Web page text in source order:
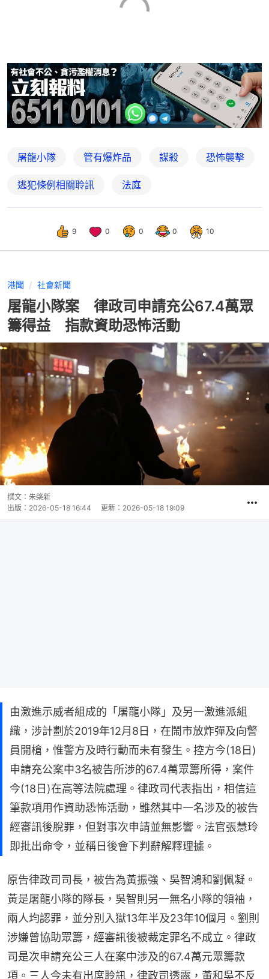
屠龍小隊 管有爆炸品 謀殺 恐怖襲擊
逃犯條例相關聆訊 法庭
9 0 0 0 10
港聞 社會新聞
屠龍小隊案 律政司申請充公67.4萬眾
籌得益 指款資助恐怖活動
撰文： 朱棨新
出版： 2026-05-18 16:44 更新： 2026-05-18 19:09
由激進示威者組成的「屠龍小隊」及另一激進派組
織，涉計劃於2019年12月8日，在鬧市放炸彈及向警
員開槍，惟警方及時行動而未有發生。控方今(18日)
申請充公案中3名被告所涉的67.4萬眾籌所得，案件
今(18日)在高等法院處理。律政司代表指出，相信這
筆款項用作資助恐怖活動，雖然其中一名涉及的被告
經審訊後脫罪，但對事次申請並無影響。法官張慧玲
即批出命令，並稱日後會下判辭解釋理據。
原告律政司司長，被告為黃振強、吳智鴻和劉佩凝。
黃是屠龍小隊的隊長，吳智則另一無名小隊的領袖，
兩人均認罪，並分別入獄13年半及23年10個月。劉則
涉嫌曾協助眾籌，經審訊後被裁定罪名不成立。律政
司是次申請充公三人在案中涉及的67.4萬元眾籌款
項。三人今未有出席聆訊，律政司透露，黃和吳不反